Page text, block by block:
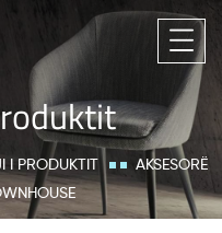
I PRODUKTIT
AKSESORË